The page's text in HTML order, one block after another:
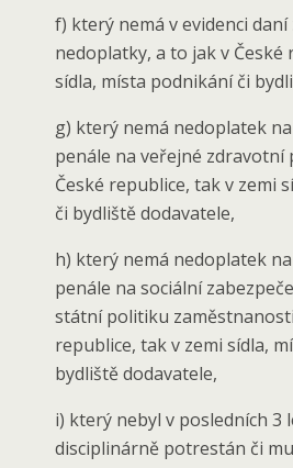
f) který nemá v evidenci daní
nedoplatky, a to jak v České
sídla, místa podnikání či
g) který nemá nedoplatek
penále na veřejné zdravotní
České republice, tak v zemi
či bydliště dodavatele,
h) který nemá nedoplatek
penále na sociální
státní politiku
republice, tak v zemi sídla,
bydliště dodavatele,
i) který nebyl v posledních 3
disciplinárně potrestán či